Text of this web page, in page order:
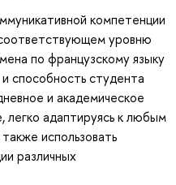
компетенции
уровню
по французскому языку
способность студента
и академическое
легко адаптируясь к любым
использовать
различных